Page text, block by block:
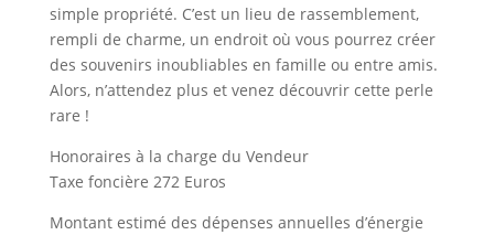
simple propriété. C’est un lieu de rassemblement,
rempli de charme, un endroit où vous pourrez créer
des souvenirs inoubliables en famille ou entre amis.
Alors, n’attendez plus et venez découvrir cette perle
rare !
Honoraires à la charge du Vendeur
Taxe foncière 272 Euros
Montant estimé des dépenses annuelles d’énergie